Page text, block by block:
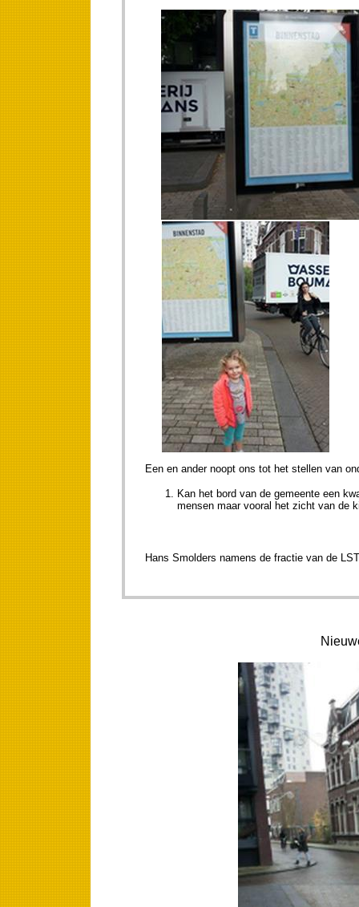
Een en ander noopt ons tot het stellen van
Kan het bord van de gemeente een
mensen maar vooral het zicht van de
Hans Smolders namens de fractie van de